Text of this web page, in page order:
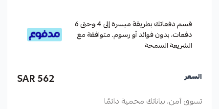
قسم دفعاتك بطريقة ميسرة إلى 4 وحتى 6
دفعات، بدون فوائد أو رسوم. متوافقة مع
الشريعة السمحة
السعر 562 SAR
تسوق آمن، بياناتك محمية دائمًا